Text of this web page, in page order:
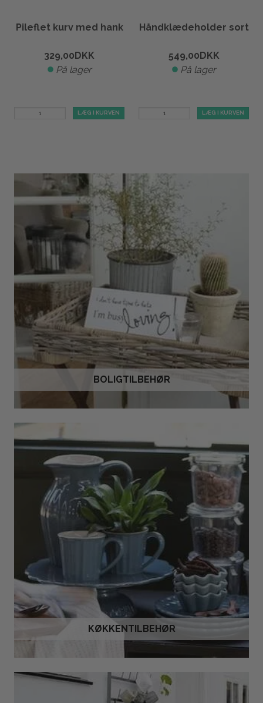
Pileflet kurv med hank
329,00 DKK
På lager
LÆG I KURVEN
Håndklædeholder sort
549,00 DKK
På lager
LÆG I KURVEN
BOLIGTILBEHØR
KØKKENTILBEHØR